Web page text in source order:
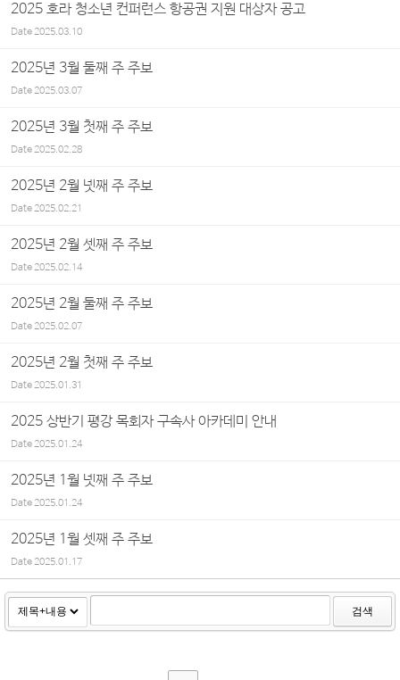
2025 호라 청소년 컨퍼런스 항공권 지원 대상자 공고
Date2025.03.10
2025년 3월 둘째 주 주보
Date2025.03.07
2025년 3월 첫째 주 주보
Date2025.02.28
2025년 2월 넷째 주 주보
Date2025.02.21
2025년 2월 셋째 주 주보
Date2025.02.14
2025년 2월 둘째 주 주보
Date2025.02.07
2025년 2월 첫째 주 주보
Date2025.01.31
2025 상반기 평강 목회자 구속사 아카데미 안내
Date2025.01.24
2025년 1월 넷째 주 주보
Date2025.01.24
2025년 1월 셋째 주 주보
Date2025.01.17
검색